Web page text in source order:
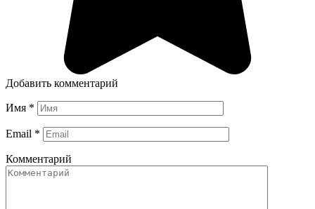
Добавить комментарий
Имя *
Email *
Комментарий